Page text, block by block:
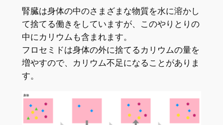
腎臓は身体の中のさまざまな物質を水に溶かし
て捨てる働きをしていますが、このやりとりの
中にカリウムも含まれます。
フロセミドは身体の外に捨てるカリウムの量を
増やすので、カリウム不足になることがありま
す。